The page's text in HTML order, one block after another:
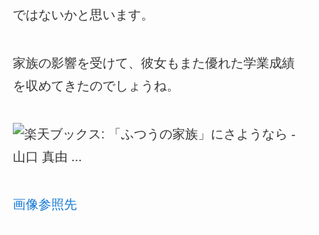
ではないかと思います。
家族の影響を受けて、彼女もまた優れた学業成績
を収めてきたのでしょうね。
画像参照先